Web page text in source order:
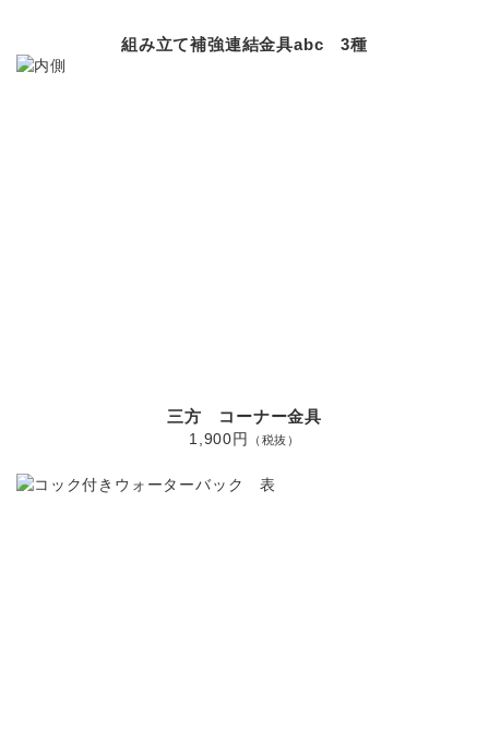
組み立て補強連結金具abc 3種
三方 コーナー金具
1,900円
（税抜）